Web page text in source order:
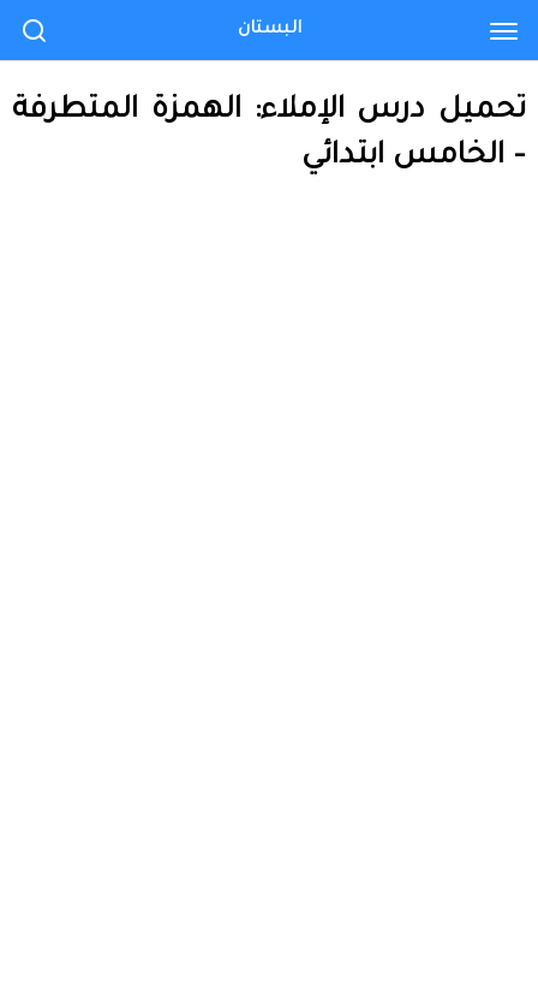
تحميل درس الإملاء: الهمزة المتطرفة
– الخامس ابتدائي
البستان